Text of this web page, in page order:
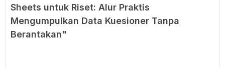
Sheets untuk Riset: Alur Praktis
Mengumpulkan Data Kuesioner Tanpa
Berantakan"